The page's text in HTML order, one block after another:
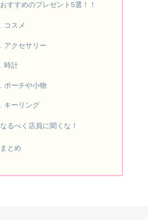
おすすめのプレゼント5選！！
コスメ
アクセサリー
時計
ポーチや小物
キーリング
なるべく店員に聞くな！
まとめ